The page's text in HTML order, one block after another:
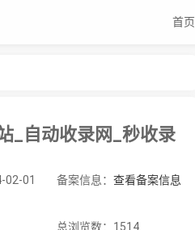
首页
_自动收录网_秒收录
02-01 备案信息：查看备案信息
总浏览数：1514